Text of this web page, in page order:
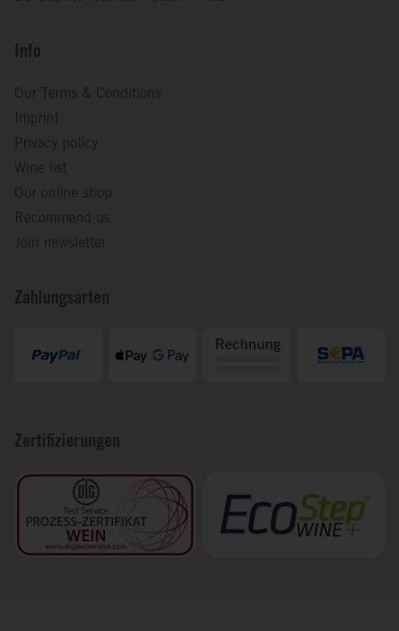
Info
Our Terms & Conditions
Imprint
Privacy policy
Wine list
Our online shop
Recommend us
Join newsletter
Zahlungsarten
Zertifizierungen